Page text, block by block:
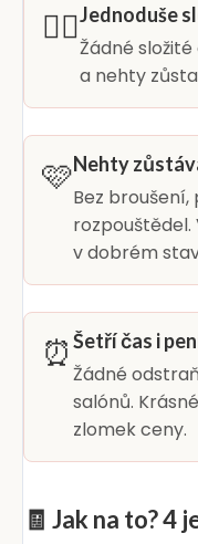
👆🏻Jednoduše
Žádné
a nehty
🩷Nehty
Bez
v dobrém
⏰ Šetří čas i
Žádné
salónů.
zlomek ceny.
🧾 Jak na to? 4